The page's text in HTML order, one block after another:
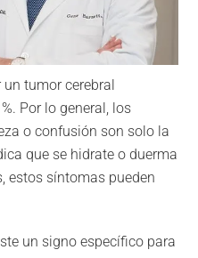
tumor cerebral
Por lo general, los
o confusión son solo la
que se hidrate o duerma
estos síntomas pueden
un signo específico para